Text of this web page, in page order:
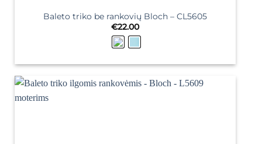
Baleto triko be rankovių Bloch – CL5605
€22.00